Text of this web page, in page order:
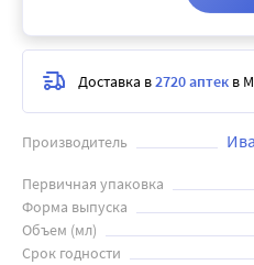
Производитель
Первичная упаковка
Форма выпуска
Объем (мл)
Срок годности
Доставка в2720 аптек в